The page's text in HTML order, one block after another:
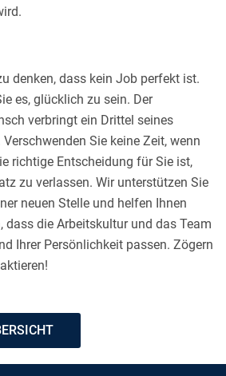
denken, dass kein Job perfekt ist.
es, glücklich zu sein. Der
verbringt ein Drittel seines
Sie keine Zeit, wenn
richtige Entscheidung für Sie ist,
zu verlassen. Wir unterstützen Sie
neuen Stelle und helfen Ihnen
dass die Arbeitskultur und das Team
Ihrer Persönlichkeit passen. Zögern